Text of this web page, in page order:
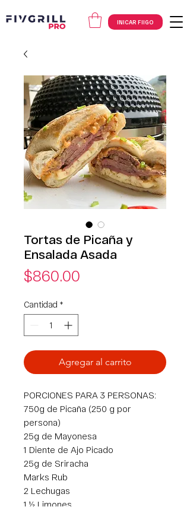
INICAR FIIGO
Tortas de Picaña y
Ensalada Asada
$860.00
Cantidad *
Agregar al carrito
PORCIONES PARA 3 PERSONAS:
750g de Picaña (250 g por
persona)
25g de Mayonesa
1 Diente de Ajo Picado
25g de Sriracha
Marks Rub
2 Lechugas
1 ½ Limones